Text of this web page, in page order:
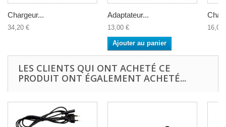
Chargeur...
34,20 €
Adaptateur...
13,00 €
Ajouter au panier
16,00
LES CLIENTS QUI ONT ACHETÉ CE
PRODUIT ONT ÉGALEMENT ACHETÉ...